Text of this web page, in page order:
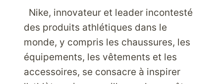
Nike, innovateur et leader incontesté
des produits athlétiques dans le
monde, y compris les chaussures, les
équipements, les vêtements et les
accessoires, se consacre à inspirer